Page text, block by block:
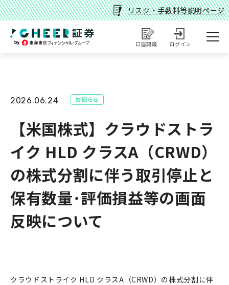
リスク・手数料等説明ページ
口座開設 ログイン
2026.06.24 お知らせ
【米国株式】クラウドストラ
イク HLD クラスA（CRWD）
の株式分割に伴う取引停止と
保有数量･評価損益等の画面
反映について
クラウドストライク HLD クラスA（CRWD）の株式分割に伴